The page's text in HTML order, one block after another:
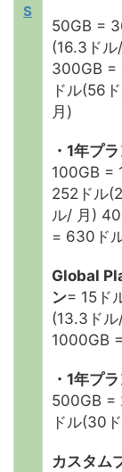
S
50GB =
(16.3ド
300GB =
ドル(56
月)
・1年プ
100GB =
252ドル
ル/ 月)
= 630ド
Global
ン= 15ド
(13.3ド
1000GB
・1年プ
500GB =
ドル(30
カスタム